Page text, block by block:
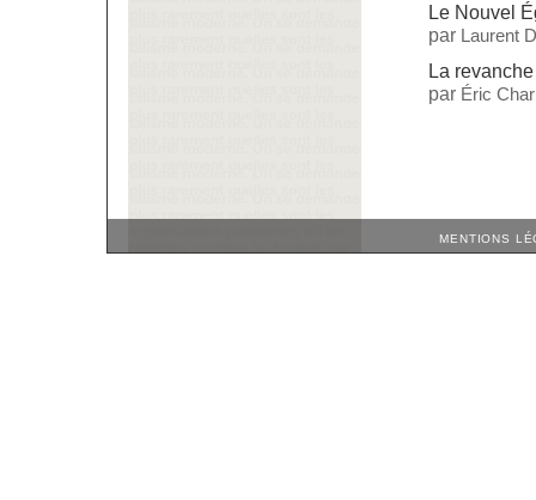
Le Nouvel
par Laurent
La
par Éric
MENTIONS